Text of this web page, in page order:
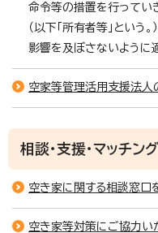
命令等の措置を行ってい
（以下「所有者等」という
影響を及ぼさないように
空家等管理活用支援法人
相談・支援・マッチング
空き家に関する相談窓口
空き家等対策にご協力い